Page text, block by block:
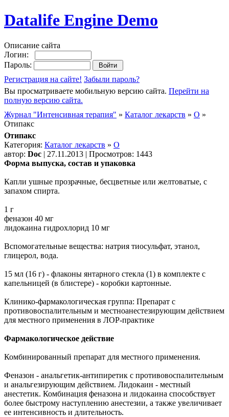
Datalife Engine Demo
Описание сайта
Логин:
Пароль:
Регистрация на сайте! Забыли пароль?
Вы просматриваете мобильную версию сайта. Перейти на
полную версию сайта.
Журнал "Интенсивная терапия" » Каталог лекарств » О »
Отипакс
Отипакс
Категория: Каталог лекарств » О
автор: Doc | 27.11.2013 | Просмотров: 1443
Форма выпуска, состав и упаковка
Капли ушные прозрачные, бесцветные или желтоватые, с
запахом спирта.
1 г
феназон 40 мг
лидокаина гидрохлорид 10 мг
Вспомогательные вещества: натрия тиосульфат, этанол,
глицерол, вода.
15 мл (16 г) - флаконы янтарного стекла (1) в комплекте с
капельницей (в блистере) - коробки картонные.
Клинико-фармакологическая группа: Препарат с
противовоспалительным и местноанестезирующим действием
для местного применения в ЛОР-практике
Фармакологическое действие
Комбинированный препарат для местного применения.
Феназон - анальгетик-антипиретик с противовоспалительным
и анальгезирующим действием. Лидокаин - местный
анестетик. Комбинация феназона и лидокаина способствует
более быстрому наступлению анестезии, а также увеличивает
ее интенсивность и длительность.